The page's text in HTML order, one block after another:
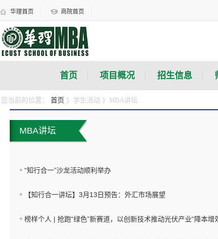
华理首页 商院首页
首页 项目概况 招生信息
您当前的位置： 首页 》学生活动 》MBA讲坛
MBA讲坛
“知行合一”沙龙活动顺利举办
【知行合一讲坛】3月13日预告：外汇市场展望
榜样个人 | 抢跑“绿色”新赛道，以创新技术推动光伏产业“降本增